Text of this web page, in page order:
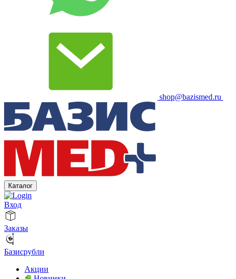
shop@bazismed.ru
Каталог
Вход
Заказы
Базисрубли
Акции